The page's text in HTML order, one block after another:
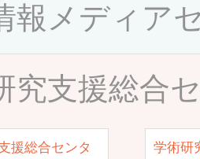
報メディア
究支援総合
援総合センタ
学術研